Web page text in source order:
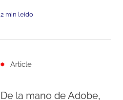
2 min leído
Article
De la mano de Adobe,